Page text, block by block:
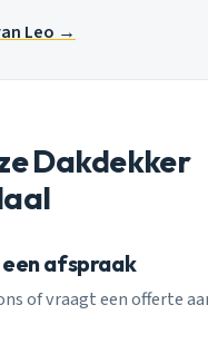
Leo →
Dakdekker
afspraak
of vraagt een offerte